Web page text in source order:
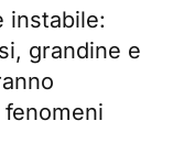
instabile:
grandine e